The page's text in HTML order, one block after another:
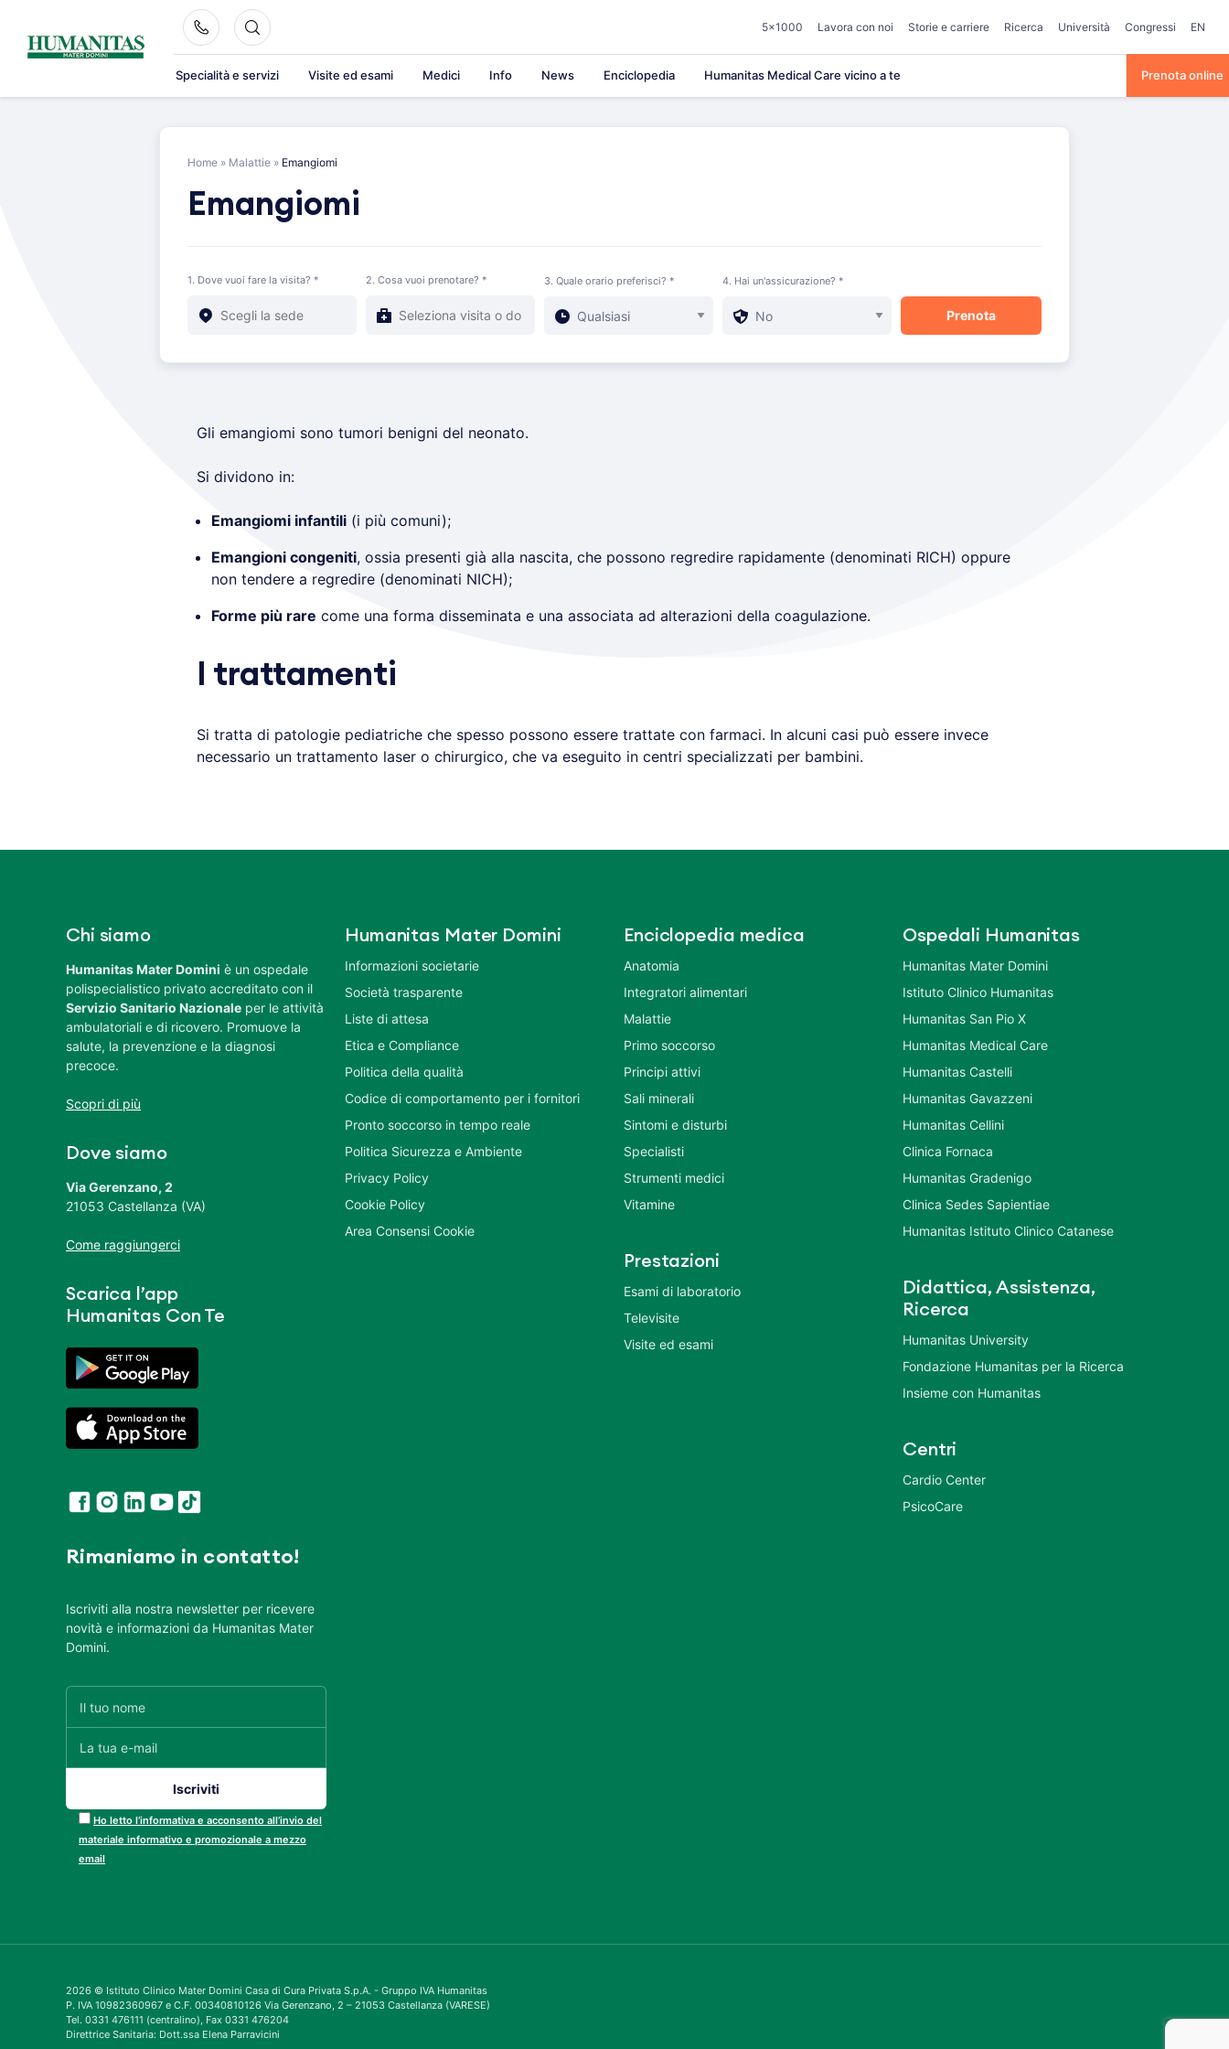
content
5×1000 Lavora con noi Storie e carriere Ricerca Università Congressi EN
Specialità e servizi Visite ed esami Medici Info News Enciclopedia Humanitas Medical Care vicino a te Prenota online
Home » Malattie » Emangiomi
Emangiomi
1. Dove vuoi fare la visita? * 2. Cosa vuoi prenotare? * 3. Quale orario preferisci? * 4. Hai un'assicurazione? *
Gli emangiomi sono tumori benigni del neonato.
Si dividono in:
Emangiomi infantili(i più comuni);
Emangioni congeniti, ossia presenti già alla nascita, che possono regredire rapidamente (denominati RICH) oppure
non tendere a regredire (denominati NICH);
Forme più rare come una forma disseminata e una associata ad alterazioni della coagulazione.
I trattamenti
Si tratta di patologie pediatriche che spesso possono essere trattate con farmaci. In alcuni casi può essere invece
necessario un trattamento laser o chirurgico, che va eseguito in centri specializzati per bambini.
Chi siamo
Humanitas Mater Domini è un ospedale
polispecialistico privato accreditato con il
Servizio Sanitario Nazionale per le attività
ambulatoriali e di ricovero. Promuove la
salute, la prevenzione e la diagnosi
precoce.
Scopri di più
Dove siamo
Via Gerenzano, 2
21053 Castellanza (VA)
Come raggiungerci
Scarica l’app
Humanitas Con Te
Rimaniamo in contatto!
Iscriviti alla nostra newsletter per ricevere
novità e informazioni da Humanitas Mater
Domini.
Ho letto l’informativa e acconsento all’invio del
materiale informativo e promozionale a mezzo
email
Humanitas Mater Domini
Informazioni societarie
Società trasparente
Liste di attesa
Etica e Compliance
Politica della qualità
Codice di comportamento per i fornitori
Pronto soccorso in tempo reale
Politica Sicurezza e Ambiente
Privacy Policy
Cookie Policy
Area Consensi Cookie
Enciclopedia medica
Anatomia
Integratori alimentari
Malattie
Primo soccorso
Principi attivi
Sali minerali
Sintomi e disturbi
Specialisti
Strumenti medici
Vitamine
Prestazioni
Esami di laboratorio
Televisite
Visite ed esami
Ospedali Humanitas
Humanitas Mater Domini
Istituto Clinico Humanitas
Humanitas San Pio X
Humanitas Medical Care
Humanitas Castelli
Humanitas Gavazzeni
Humanitas Cellini
Clinica Fornaca
Humanitas Gradenigo
Clinica Sedes Sapientiae
Humanitas Istituto Clinico Catanese
Didattica, Assistenza,
Ricerca
Humanitas University
Fondazione Humanitas per la Ricerca
Insieme con Humanitas
Centri
Cardio Center
PsicoCare
2026 © Istituto Clinico Mater Domini Casa di Cura Privata S.p.A. - Gruppo IVA Humanitas
P. IVA 10982360967 e C.F. 00340810126 Via Gerenzano, 2 – 21053 Castellanza (VARESE)
Tel. 0331 476111 (centralino), Fax 0331 476204
Direttrice Sanitaria: Dott.ssa Elena Parravicini